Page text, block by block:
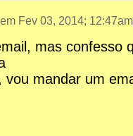
- Museu
Fev 03, 2014; 12:47am
mas confesso
vou mandar um